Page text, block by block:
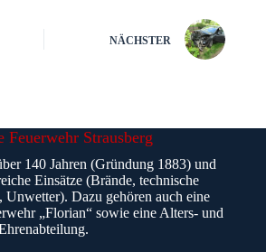
NÄCHSTER
Strausberg
140 Jahren (Gründung 1883) und
Einsätze (Brände, technische
Dazu gehören auch eine
„Florian“ sowie eine Alters- und